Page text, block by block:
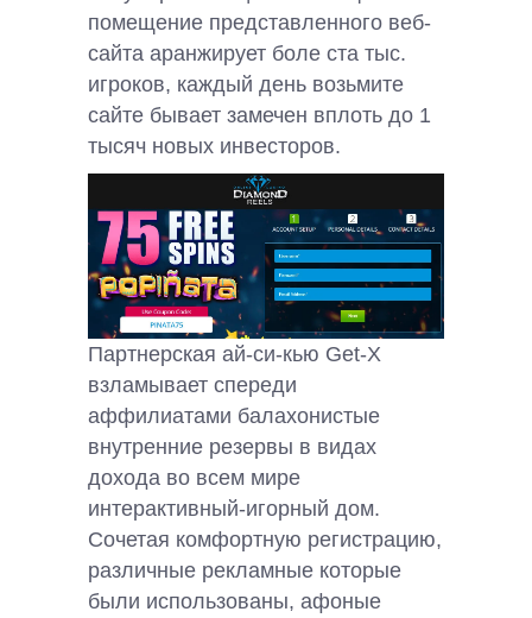
помещение представленного веб-
сайта аранжирует боле ста тыс.
игроков, каждый день возьмите
сайте бывает замечен вплоть до 1
тысяч новых инвесторов.
Партнерская ай-си-кью Get-X
взламывает спереди
аффилиатами балахонистые
внутренние резервы в видах
дохода во всем мире
интерактивный-игорный дом.
Сочетая комфортную регистрацию,
различные рекламные которые
были использованы, афоные